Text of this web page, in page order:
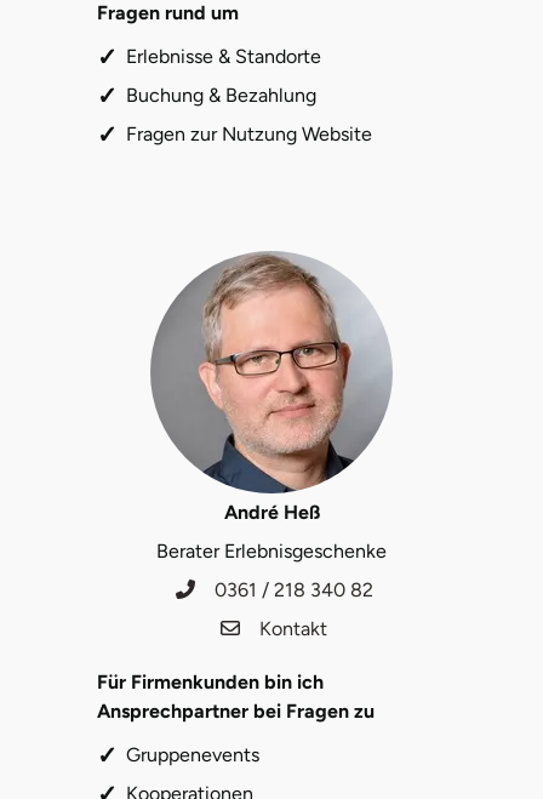
Fragen rund um
Erlebnisse & Standorte
Buchung & Bezahlung
Fragen zur Nutzung Website
André Heß
Berater Erlebnisgeschenke
0361 / 218 340 82
Kontakt
Für Firmenkunden bin ich
Ansprechpartner bei Fragen zu
Gruppenevents
Kooperationen
Heilbronn